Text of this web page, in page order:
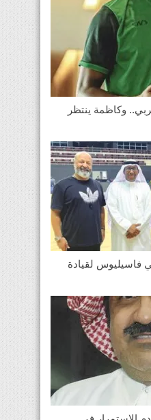
وكاظمة ينتظر
فاسيليوس لقيادة